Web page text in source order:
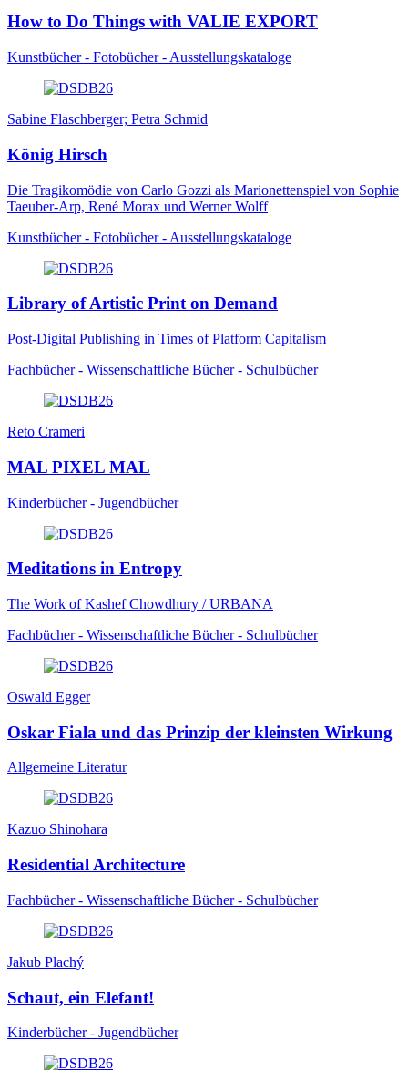
How to Do Things with VALIE EXPORT
Kunstbücher - Fotobücher - Ausstellungskataloge
Sabine Flaschberger; Petra Schmid
König Hirsch
Die Tragikomödie von Carlo Gozzi als Marionettenspiel von Sophie
Taeuber-Arp, René Morax und Werner Wolff
Kunstbücher - Fotobücher - Ausstellungskataloge
Library of Artistic Print on Demand
Post-Digital Publishing in Times of Platform Capitalism
Fachbücher - Wissenschaftliche Bücher - Schulbücher
Reto Crameri
MAL PIXEL MAL
Kinderbücher - Jugendbücher
Meditations in Entropy
The Work of Kashef Chowdhury / URBANA
Fachbücher - Wissenschaftliche Bücher - Schulbücher
Oswald Egger
Oskar Fiala und das Prinzip der kleinsten Wirkung
Allgemeine Literatur
Kazuo Shinohara
Residential Architecture
Fachbücher - Wissenschaftliche Bücher - Schulbücher
Jakub Plachý
Schaut, ein Elefant!
Kinderbücher - Jugendbücher